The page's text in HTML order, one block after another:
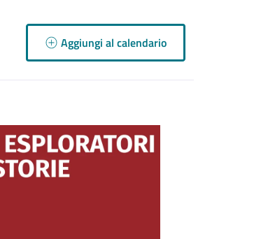
Aggiungi al calendario